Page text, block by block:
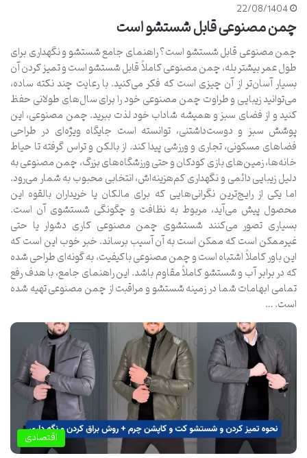
22/08/1404
چمن مصنوعی قابل شستشو است
چمن مصنوعی قابل شستشو است؟ راهنمای جامع شستشو و نگهداری برای
طول عمر بیشتر بله، چمن مصنوعی کاملاً قابل شستشو است و تمیز کردن آن
بسیار آسان‌تر از آن چیزی است که فکر می‌کنید. با رعایت چند نکته ساده،
می‌توانید زیبایی و طراوت چمن مصنوعی خود را برای سال‌های طولانی حفظ
کنید و از فضای سبز و همیشه شاداب خود لذت ببرید. چمن مصنوعی، این
پوشش سبز و دوست‌داشتنی، توانسته است جایگاه ویژه‌ای در طراحی
فضاهای مسکونی، تجاری و ورزشی پیدا کند. از بالکن و تراس گرفته تا حیاط
خانه‌ها، زمین‌های بازی کودکان و حتی ورزشگاه‌های بزرگ، چمن مصنوعی به
دلیل زیبایی دائمی و نگهداری کم‌هزینه‌اش، انتخابی محبوب به شمار می‌رود.
اما یکی از رایج‌ترین نگرانی‌هایی که برای مالکان یا خریداران بالقوه این
محصول پیش می‌آید، مربوط به نظافت و چگونگی شستشوی آن است.
بسیاری تصور می‌کنند شستشوی چمن مصنوعی کاری دشوار یا حتی
غیرممکن است که ممکن است به آن آسیب برساند. خبر خوب این است که
این باور کاملاً اشتباه است و چمن مصنوعی باکیفیت، به گونه‌ای طراحی شده
که در برابر آب و شستشو کاملاً مقاوم باشد. این راهنمای جامع، با هدف رفع
تمامی ابهامات شما در زمینه شستشو و مراقبت از چمن مصنوعی تهیه شده
است. …
اقتصادی